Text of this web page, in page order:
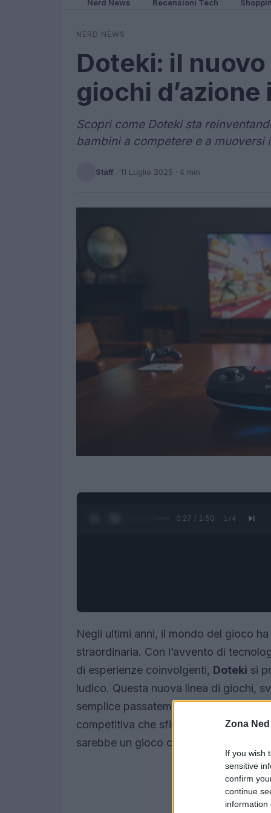
Zona Ned
If you wish
sensitive
confirm
continue
information
Nerd News Recensioni Tech
NERD NEWS
Doteki: il
giochi
Scopri come Doteki sta
bambini a competere e a
Staff · 11 Luglio 2025 · 4 min
0:28 / 1:50 1 /4
Negli ultimi anni, il mondo del gioco
straordinaria. Con l’avvento di
di esperienze coinvolgenti, Doteki si
ludico. Questa nuova linea di giochi,
semplice passatempo, ma invita i
competitiva che sfida le convenzioni
sarebbe un gioco che combina